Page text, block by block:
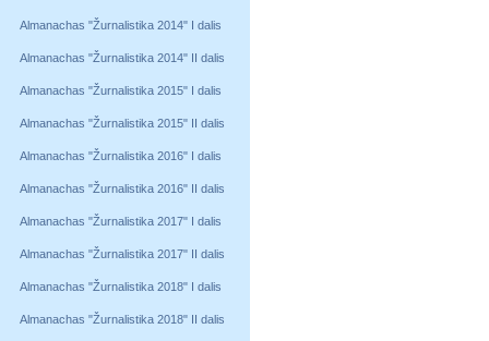
Almanachas "Žurnalistika 2014" I dalis
Almanachas "Žurnalistika 2014" II dalis
Almanachas "Žurnalistika 2015" I dalis
Almanachas "Žurnalistika 2015" II dalis
Almanachas "Žurnalistika 2016" I dalis
Almanachas "Žurnalistika 2016" II dalis
Almanachas "Žurnalistika 2017" I dalis
Almanachas "Žurnalistika 2017" II dalis
Almanachas "Žurnalistika 2018" I dalis
Almanachas "Žurnalistika 2018" II dalis